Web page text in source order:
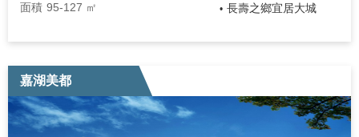
面積 95-127 ㎡ • 長壽之鄉宜居大城
嘉湖美都